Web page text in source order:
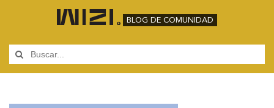
BLOG DE COMUNIDAD